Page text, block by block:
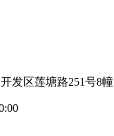
发区莲塘路251号8幢